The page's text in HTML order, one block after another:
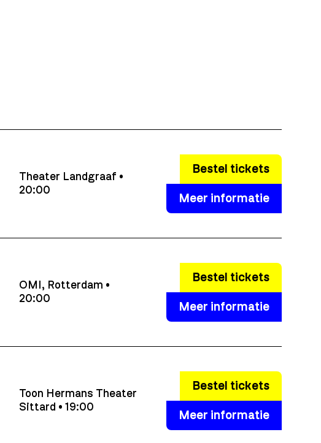
Theater Landgraaf •
20:00
Bestel tickets
Meer informatie
OMI, Rotterdam •
20:00
Bestel tickets
Meer informatie
Toon Hermans Theater
Sittard • 19:00
Bestel tickets
Meer informatie